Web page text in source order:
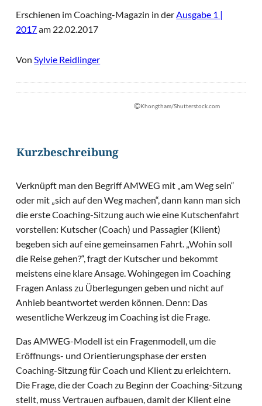
Erschienen im Coaching-Magazin in der Ausgabe 1 |
2017am 22.02.2017
VonSylvie Reidlinger
©Khongtham/Shutterstock.com
Kurzbeschreibung
Verknüpft man den Begriff AMWEG mit „am Weg sein“
oder mit „sich auf den Weg machen“, dann kann man sich
die erste Coaching-Sitzung auch wie eine Kutschenfahrt
vorstellen: Kutscher (Coach) und Passagier (Klient)
begeben sich auf eine gemeinsamen Fahrt. „Wohin soll
die Reise gehen?“, fragt der Kutscher und bekommt
meistens eine klare Ansage. Wohingegen im Coaching
Fragen Anlass zu Überlegungen geben und nicht auf
Anhieb beantwortet werden können. Denn: Das
wesentliche Werkzeug im Coaching ist die Frage.
Das AMWEG-Modell ist ein Fragenmodell, um die
Eröffnungs- und Orientierungsphase der ersten
Coaching-Sitzung für Coach und Klient zu erleichtern.
Die Frage, die der Coach zu Beginn der Coaching-Sitzung
stellt, muss Vertrauen aufbauen, damit der Klient eine